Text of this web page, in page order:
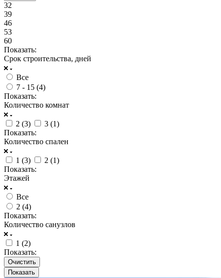
32
39
46
53
60
Показать:
Срок строительства, дней
Все
7 - 15 (4)
Показать:
Количество комнат
2 (3) 3 (1)
Показать:
Количество спален
1 (3) 2 (1)
Показать:
Этажей
Все
2 (4)
Показать:
Количество санузлов
1 (2)
Показать:
Очистить